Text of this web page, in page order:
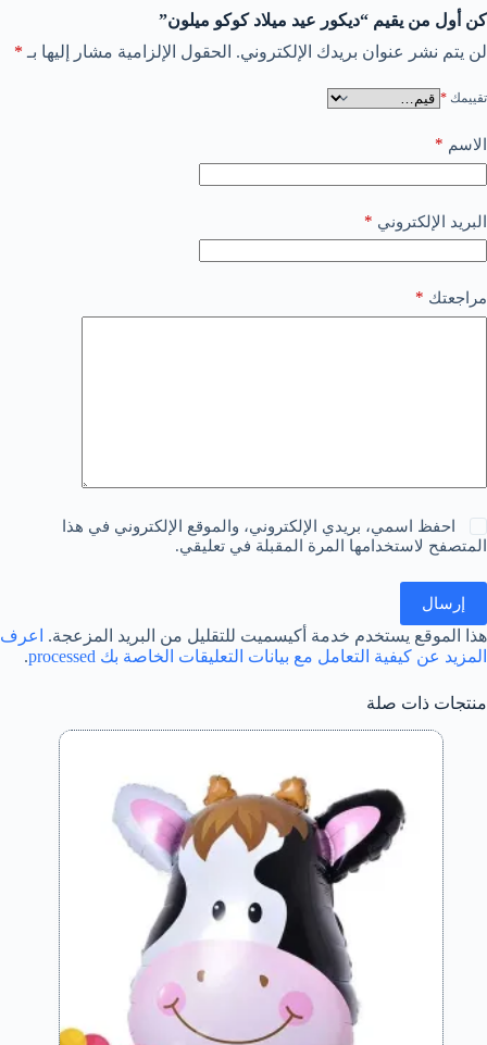
كن أول من يقيم “ديكور عيد ميلاد كوكو ميلون”
لن يتم نشر عنوان بريدك الإلكتروني. الحقول الإلزامية مشار إليها بـ *
تقييمك *
الاسم *
البريد الإلكتروني *
مراجعتك *
احفظ اسمي، بريدي الإلكتروني، والموقع الإلكتروني في هذا
المتصفح لاستخدامها المرة المقبلة في تعليقي.
إرسال
هذا الموقع يستخدم خدمة أكيسميت للتقليل من البريد المزعجة.
اعرف
المزيد عن كيفية التعامل مع بيانات التعليقات الخاصة بك processed
.
منتجات ذات صلة